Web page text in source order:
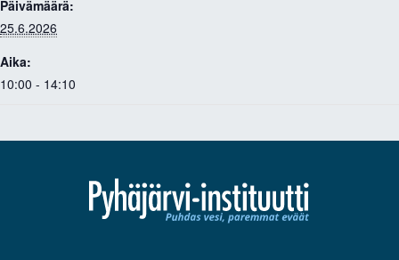
Päivämäärä:
25.6.2026
Aika:
10:00 - 14:10